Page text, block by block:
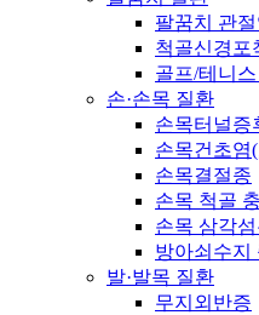
팔꿈치 관절
척골신경포
골프/테니스
손·손목 질환
손목터널증
손목건초염
손목결절종
손목 척골
손목 삼각
방아쇠수지
발·발목 질환
무지외반증